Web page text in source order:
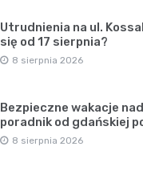
Utrudnienia na ul.
się od 17 sierpnia?
8 sierpnia 2026
Bezpieczne wakacje
poradnik od gdańskiej
8 sierpnia 2026